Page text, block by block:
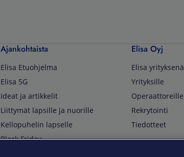
Ajankohtaista
Elisa Etuohjelma
Elisa 5G
Ideat ja artikkelit
Liittymät lapsille ja nuorille
Kellopuhelin lapselle
Black Friday
Elisa Oyj
Elisa yrityksenä
Yrityksille
Operaattoreille
Rekrytointi
Tiedotteet